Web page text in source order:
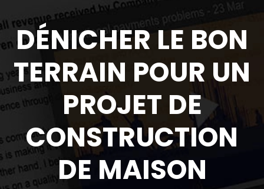
DÉNICHER LE BON
TERRAIN POUR UN
PROJET DE
CONSTRUCTION
DE MAISON